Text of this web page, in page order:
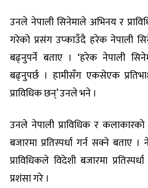
उनले नेपाली सिनेमाले अभिनय र
गरेको प्रसंग उप्काउँदै हरेक नेपाली
बढ्नुपर्ने बताए । ‘हरेक नेपाली
बढ्नुपर्छ । हामीसँग एकसेएक
प्राविधिक छन्’ उनले भने ।
उनले नेपाली प्राविधिक र कलाकारको
बजारमा प्रतिस्पर्धा गर्न सक्ने बताए
प्राविधिकले विदेशी बजारमा
प्रशंसा गरे ।